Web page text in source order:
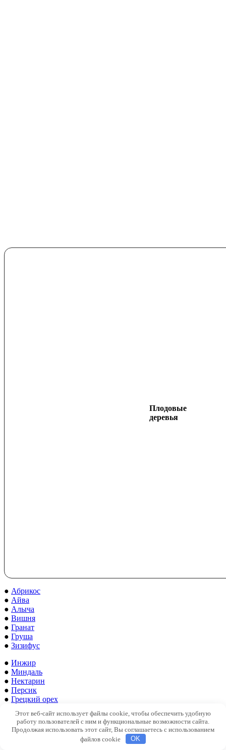
Плодовые
деревья
● Абрикос
● Айва
● Алыча
● Вишня
● Гранат
● Груша
● Зизифус
● Инжир
● Миндаль
● Нектарин
● Персик
● Грецкий орех
Фундук
Хурма
Этот веб-сайт использует файлы cookie, чтобы обеспечить удобную
работу пользователей с ним и функциональные возможности сайта.
Продолжая использовать этот сайт, Вы соглашаетесь с использованием
файлов cookie
OK